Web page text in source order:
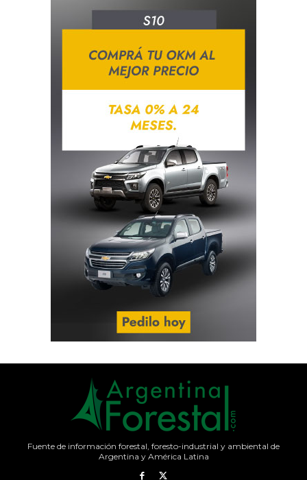
Fuente de información forestal, foresto-industrial y ambiental de
Argentina y América Latina